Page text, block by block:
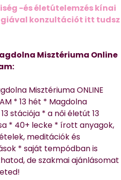
-és életútelemzés kínai
konzultációt itt tudsz
Misztériuma Online
Misztériuma ONLINE
* 13 hét * Magdolna
stációja * a női életút 13
* 40+ lecke * írott anyagok,
meditációk és
* saját tempódban is
de szakmai ajánlásomat